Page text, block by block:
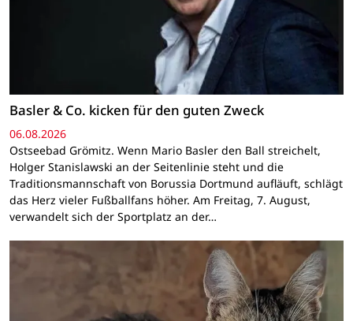
Basler & Co. kicken für den guten Zweck
06.08.2026
Ostseebad Grömitz. Wenn Mario Basler den Ball streichelt,
Holger Stanislawski an der Seitenlinie steht und die
Traditionsmannschaft von Borussia Dortmund aufläuft, schlägt
das Herz vieler Fußballfans höher. Am Freitag, 7. August,
verwandelt sich der Sportplatz an der…